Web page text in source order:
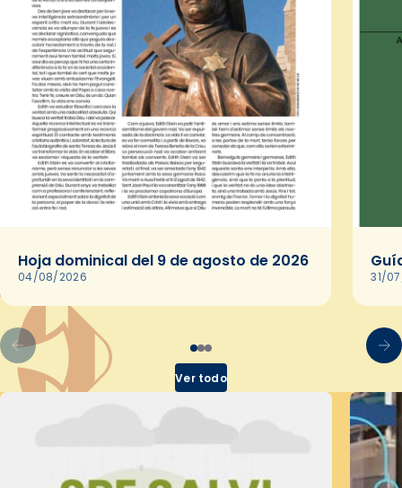
Hoja dominical del 9 de agosto de 2026
04/08/2026 31/
Ver todo